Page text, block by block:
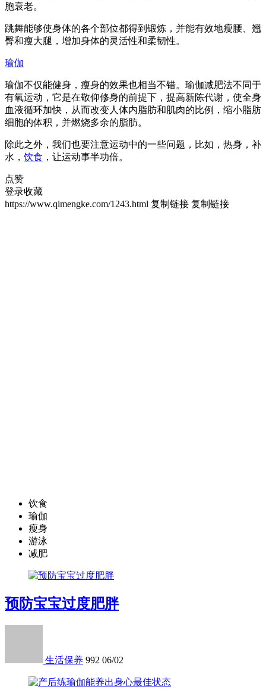
胞衰老。
跳舞能够使身体的各个部位都得到锻炼，并能有效地瘦腰、翘
臀和瘦大腿，增加身体的灵活性和柔韧性。
瑜伽
瑜伽不仅能健身，瘦身的效果也相当不错。瑜伽减肥法不同于
有氧运动，它是在敬仰修身的前提下，提高新陈代谢，使全身
血液循环加快，从而改变人体内脂肪和肌肉的比例，缩小脂肪
细胞的体积，并燃烧多余的脂肪。
除此之外，我们也要注意运动中的一些问题，比如，热身，补
水， 饮食 ，让运动事半功倍。
点赞
登录收藏
https://www.qimengke.com/1243.html 复制链接 复制链接
饮食
瑜伽
瘦身
游泳
减肥
预防宝宝过度肥胖
生活保养 992 06/02